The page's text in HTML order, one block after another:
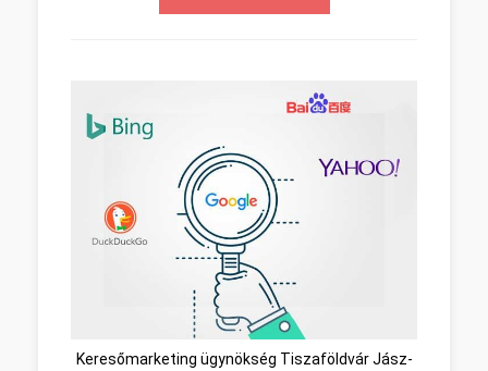
Keresőmarketing ügynökség Tiszaföldvár Jász-